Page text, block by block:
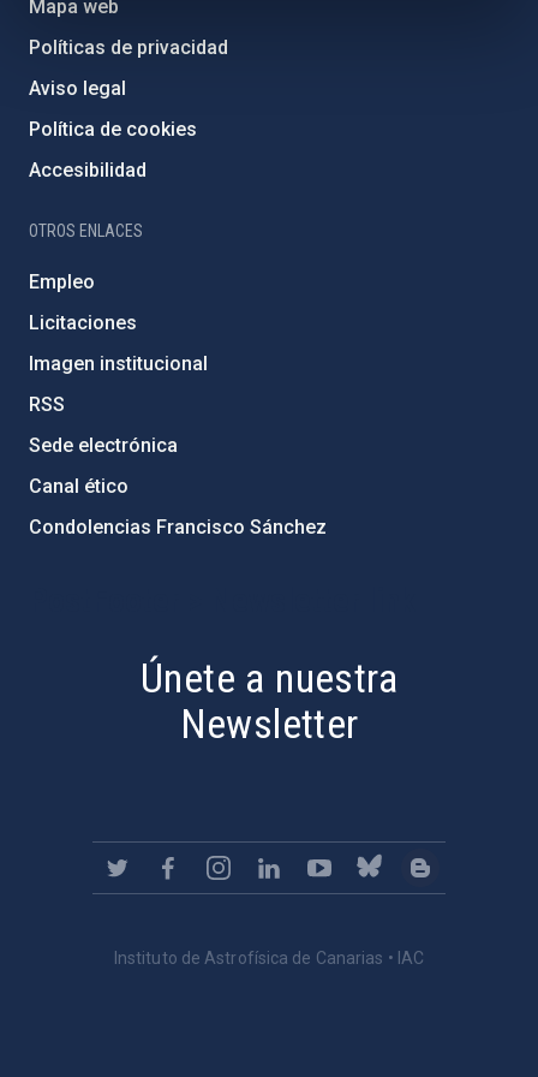
Mapa web
Políticas de privacidad
Aviso legal
Política de cookies
Accesibilidad
OTROS ENLACES
Empleo
Licitaciones
Imagen institucional
RSS
Sede electrónica
Canal ético
Condolencias Francisco Sánchez
Únete a nuestra
Newsletter
Instituto de Astrofísica de Canarias • IAC